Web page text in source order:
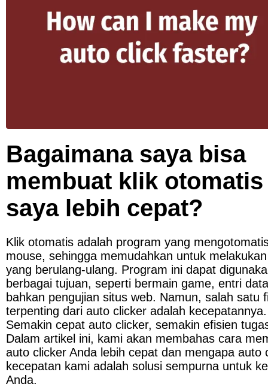
Bagaimana saya bisa
membuat klik otomatis
saya lebih cepat?
Klik otomatis adalah program yang
mouse, sehingga memudahkan untuk
yang berulang-ulang. Program ini dapat
berbagai tujuan, seperti bermain game, entri
bahkan pengujian situs web. Namun, salah satu
terpenting dari auto clicker adalah kecepatannya.
Semakin cepat auto clicker, semakin efisien
Dalam artikel ini, kami akan membahas cara
auto clicker Anda lebih cepat dan mengapa auto
kecepatan kami adalah solusi sempurna untuk
Anda.